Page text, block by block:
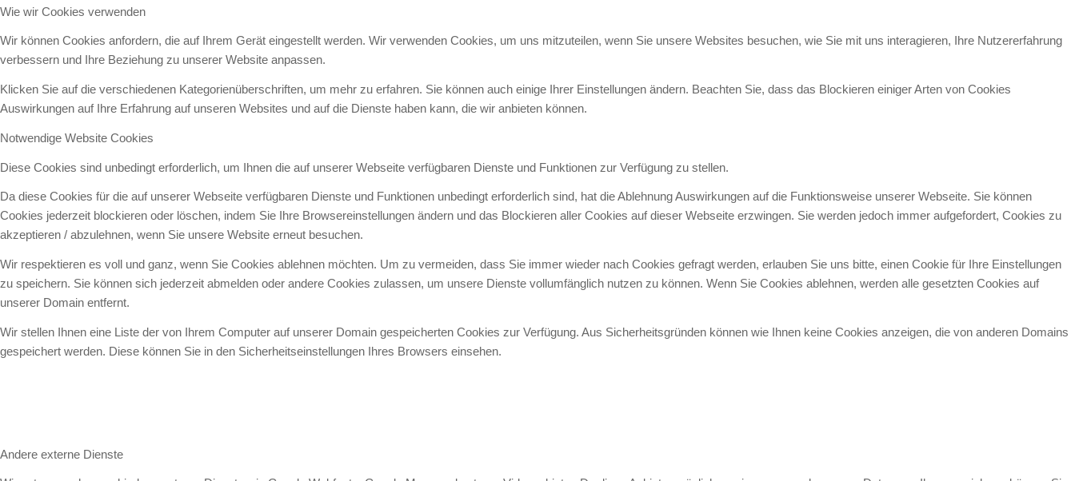
Wie wir Cookies verwenden
Wir können Cookies anfordern, die auf Ihrem Gerät eingestellt werden. Wir verwenden Cookies, um uns mitzuteilen, wenn Sie unsere Websites besuchen, wie Sie mit uns interagieren, Ihre Nutzererfahrung
verbessern und Ihre Beziehung zu unserer Website anpassen.
Klicken Sie auf die verschiedenen Kategorienüberschriften, um mehr zu erfahren. Sie können auch einige Ihrer Einstellungen ändern. Beachten Sie, dass das Blockieren einiger Arten von Cookies
Auswirkungen auf Ihre Erfahrung auf unseren Websites und auf die Dienste haben kann, die wir anbieten können.
Notwendige Website Cookies
Diese Cookies sind unbedingt erforderlich, um Ihnen die auf unserer Webseite verfügbaren Dienste und Funktionen zur Verfügung zu stellen.
Da diese Cookies für die auf unserer Webseite verfügbaren Dienste und Funktionen unbedingt erforderlich sind, hat die Ablehnung Auswirkungen auf die Funktionsweise unserer Webseite. Sie können
Cookies jederzeit blockieren oder löschen, indem Sie Ihre Browsereinstellungen ändern und das Blockieren aller Cookies auf dieser Webseite erzwingen. Sie werden jedoch immer aufgefordert, Cookies zu
akzeptieren / abzulehnen, wenn Sie unsere Website erneut besuchen.
Wir respektieren es voll und ganz, wenn Sie Cookies ablehnen möchten. Um zu vermeiden, dass Sie immer wieder nach Cookies gefragt werden, erlauben Sie uns bitte, einen Cookie für Ihre Einstellungen
zu speichern. Sie können sich jederzeit abmelden oder andere Cookies zulassen, um unsere Dienste vollumfänglich nutzen zu können. Wenn Sie Cookies ablehnen, werden alle gesetzten Cookies auf
unserer Domain entfernt.
Wir stellen Ihnen eine Liste der von Ihrem Computer auf unserer Domain gespeicherten Cookies zur Verfügung. Aus Sicherheitsgründen können wie Ihnen keine Cookies anzeigen, die von anderen Domains
gespeichert werden. Diese können Sie in den Sicherheitseinstellungen Ihres Browsers einsehen.
Andere externe Dienste